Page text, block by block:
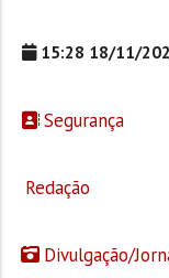
15:28 18/11/
Segurança
Redação
Divulgação/